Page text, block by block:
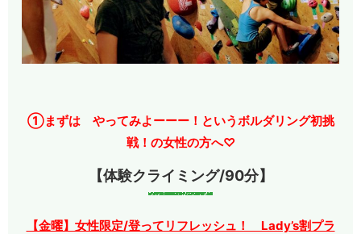
①まずは やってみよーーー！というボルダリング初挑
戦！の女性の方へ♡
【体験クライミング/90分】
【金曜】女性限定/登ってリフレッシュ！ Lady’s割プラ